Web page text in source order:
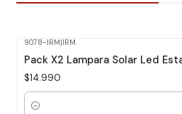
9078-IRM IRM
Pack X2 Lampara Solar Led
$14.990